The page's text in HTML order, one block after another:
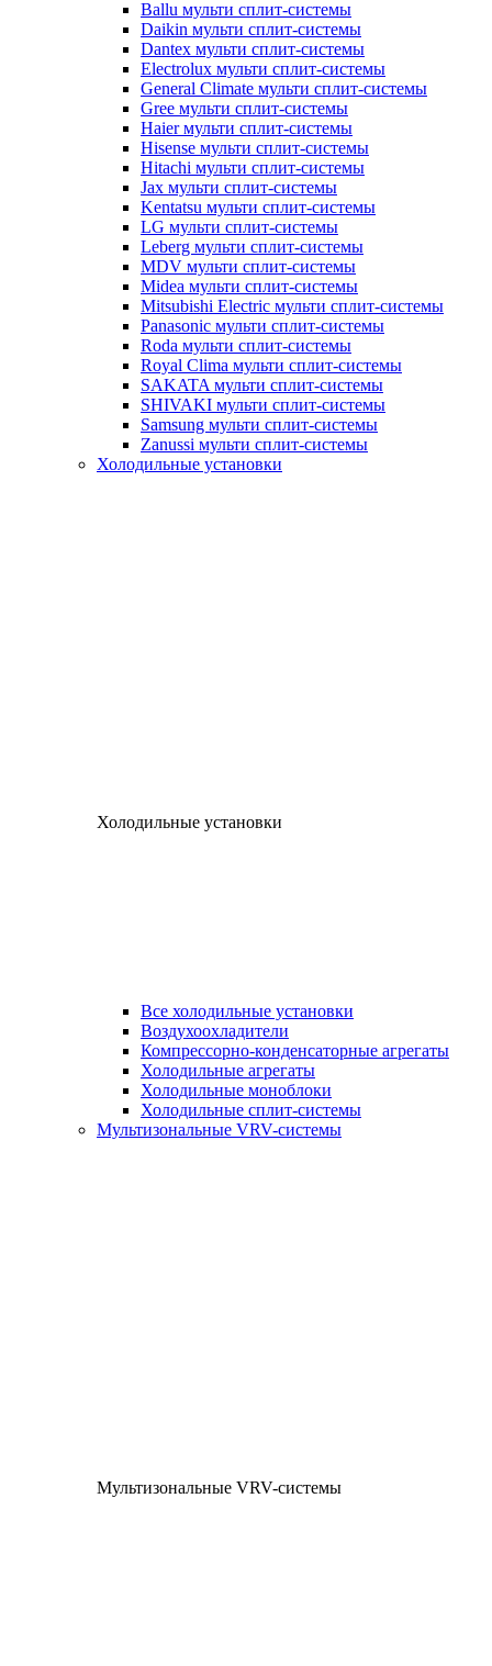
Ballu мульти сплит-системы
Daikin мульти сплит-системы
Dantex мульти сплит-системы
Electrolux мульти сплит-системы
General Climate мульти сплит-системы
Gree мульти сплит-системы
Haier мульти сплит-системы
Hisense мульти сплит-системы
Hitachi мульти сплит-системы
Jax мульти сплит-системы
Kentatsu мульти сплит-системы
LG мульти сплит-системы
Leberg мульти сплит-системы
MDV мульти сплит-системы
Midea мульти сплит-системы
Mitsubishi Electric мульти сплит-системы
Panasonic мульти сплит-системы
Roda мульти сплит-системы
Royal Clima мульти сплит-системы
SAKATA мульти сплит-системы
SHIVAKI мульти сплит-системы
Samsung мульти сплит-системы
Zanussi мульти сплит-системы
Холодильные установки
Холодильные установки
Все холодильные установки
Воздухоохладители
Компрессорно-конденсаторные агрегаты
Холодильные агрегаты
Холодильные моноблоки
Холодильные сплит-системы
Мультизональные VRV-системы
Мультизональные VRV-системы